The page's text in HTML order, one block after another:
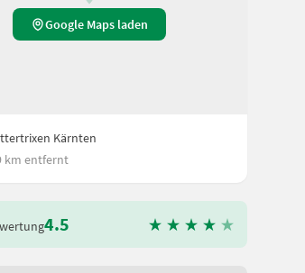
- hydraulischer Seitenverschub
Google Maps laden
Kärnten
km entfernt
4.5